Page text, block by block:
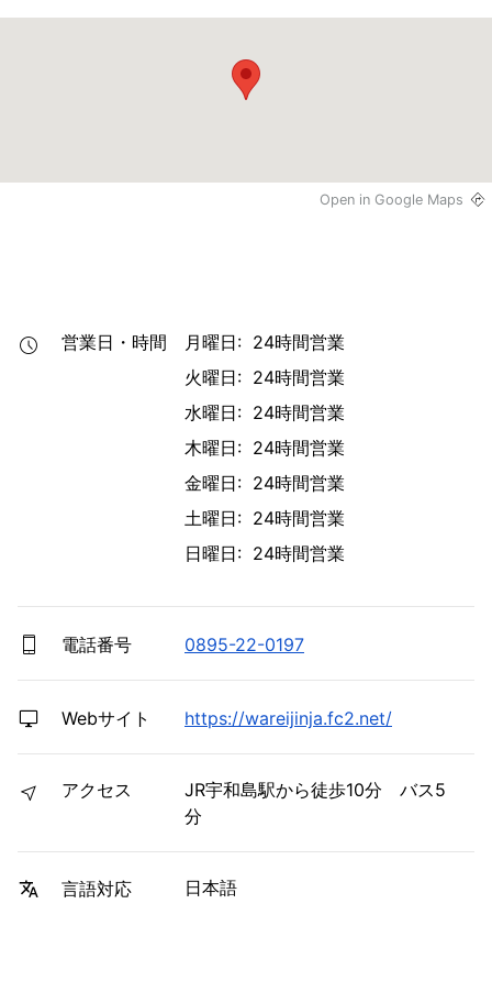
Open in Google Maps
営業日・時間
月曜日: 24時間営業
火曜日: 24時間営業
水曜日: 24時間営業
木曜日: 24時間営業
金曜日: 24時間営業
土曜日: 24時間営業
日曜日: 24時間営業
電話番号 0895-22-0197
Webサイト https://wareijinja.fc2.net/
アクセス
JR宇和島駅から徒歩10分 バス5
分
言語対応 日本語